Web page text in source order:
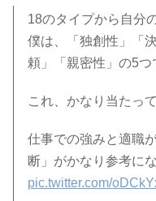
18のタイプから自分
僕は、「独創性」「
頼」「親密性」の5つ
これ、かなり当たっ
仕事での強みと適職
断」がかなり参考に
pic.twitter.com/